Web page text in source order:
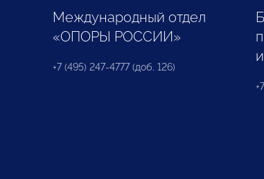
Международный отдел
«ОПОРЫ РОССИИ»
+7 (495) 247-4777 (доб. 126)